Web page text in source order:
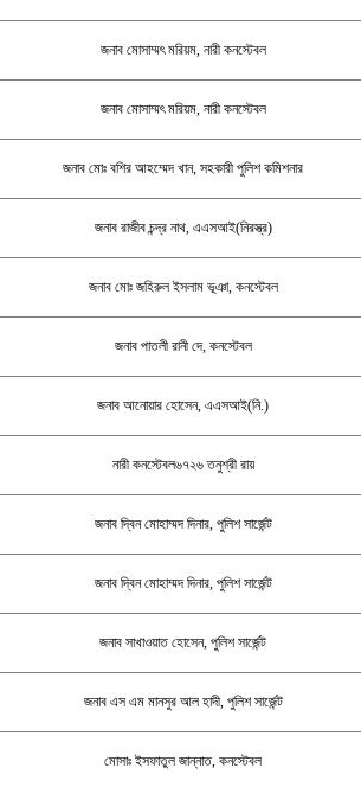
জনাব মোসাম্মৎ মরিয়ম, নারী কনস্টেবল
জনাব মোসাম্মৎ মরিয়ম, নারী কনস্টেবল
জনাব মোঃ বশির আহম্মেদ খান, সহকারী পুলিশ কমিশনার
জনাব রাজীব চন্দ্র নাথ, এএসআই(নিরস্ত্র)
জনাব মোঃ জহিরুল ইসলাম ভূঞা, কনস্টেবল
জনাব পাতলী রানী দে, কনস্টেবল
জনাব আনোয়ার হোসেন, এএসআই(নি.)
নারী কনস্টেবল৬৭২৬ তনুশ্রী রায়
জনাব দ্বিন মোহাম্মদ দিনার, পুলিশ সার্জেন্ট
জনাব দ্বিন মোহাম্মদ দিনার, পুলিশ সার্জেন্ট
জনাব সাখাওয়াত হোসেন, পুলিশ সার্জেন্ট
জনাব এস এম মানসুর আল হাদী, পুলিশ সার্জেন্ট
মোসাঃ ইসফাতুল জান্নাত, কনস্টেবল